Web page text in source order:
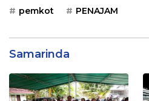
pemkot PENAJAM
Samarinda